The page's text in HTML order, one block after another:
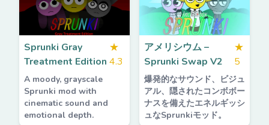
Sprunki Gray
Treatment Edition
★
4.3
A moody, grayscale
Sprunki mod with
cinematic sound and
emotional depth.
アメリシウム –
Sprunki Swap V2
★
5
爆発的なサウンド、ビジュ
アル、隠されたコンボボー
ナスを備えたエネルギッシ
ュなSprunkiモッド。